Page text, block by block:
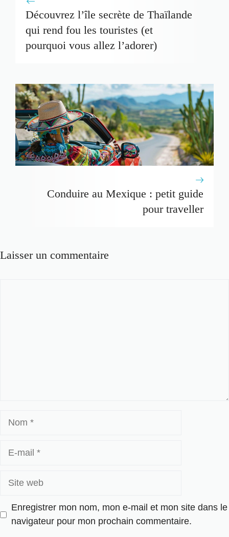
Découvrez l’île secrète de Thaïlande
qui rend fou les touristes (et
pourquoi vous allez l’adorer)
Conduire au Mexique : petit guide
pour traveller
Laisser un commentaire
Site
Enregistrer mon nom, mon e-mail et mon site dans le
navigateur pour mon prochain commentaire.